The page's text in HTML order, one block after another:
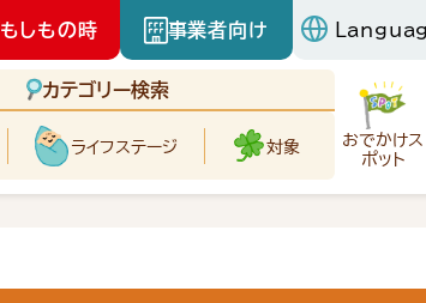
もしもの時 事業者向け
カテゴリー検索
ライフステージ 対象
おでかけス
ポット